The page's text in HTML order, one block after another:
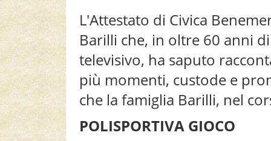
L'Attestato di Civica
Barilli che, in oltre 60 anni
televisivo, ha saputo
più momenti, custode e
che la famiglia Barilli, nel
POLISPORTIVA GIOCO